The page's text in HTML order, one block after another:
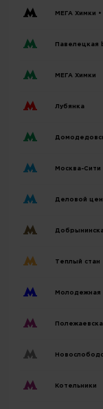
МЕГА Химки •
Павелецкая
МЕГА Химки
Лубянка
Москва-Сити
Деловой
Теплый стан
Молодежная
Котельники